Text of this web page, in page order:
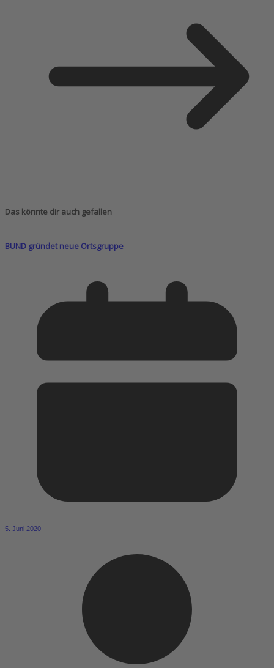
Das könnte dir auch gefallen
BUND gründet neue Ortsgruppe
5. Juni 2020